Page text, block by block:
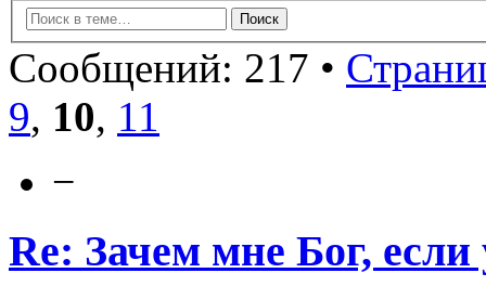
Сообщений: 217 •
9, 10, 11
−
Re: Зачем мне Бог,